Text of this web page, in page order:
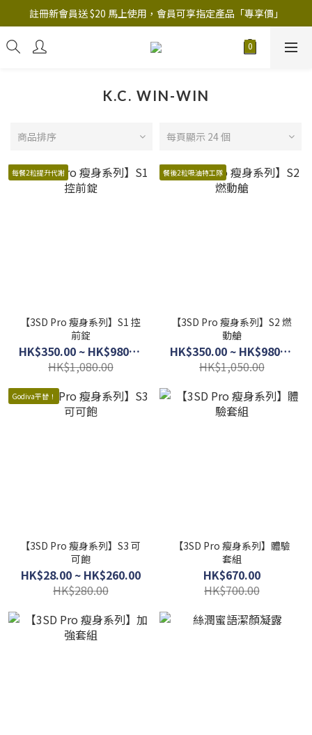
註冊新會員送 $20 馬上使用，會員可享指定產品「​專享價」
註冊新會員送 $20 馬上使用，會員可享指定產品「​專享價」
B.Y.O.B Mask Collection 任選優惠: 4件9折
K.C. WIN-WIN
商品排序 每頁顯示 24 個
每餐2粒提升代謝
【3SD Pro 瘦身系列】S1 控
前錠
HK$350.00 ~ HK$980.00
HK$1,080.00
餐後2粒吸油特工隊
【3SD Pro 瘦身系列】S2 燃
動艙
HK$350.00 ~ HK$980.00
HK$1,050.00
Godiva平替！
【3SD Pro 瘦身系列】S3 可
可飽
HK$28.00 ~ HK$260.00
HK$280.00
【3SD Pro 瘦身系列】體驗
套組
HK$670.00
HK$700.00